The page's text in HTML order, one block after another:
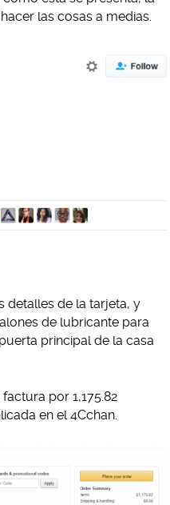
las cosas a medias.
detalles de la tarjeta, y
de lubricante para
principal de la casa
por 1,175.82
en el 4Cchan.